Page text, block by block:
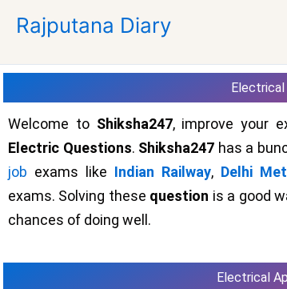
Rajputana Diary
Electrical
Welcome to Shiksha247, improve your
Electric Questions. Shiksha247 has a
job exams like Indian Railway, Delhi
exams. Solving these question is a good
chances of doing well.
Electrical